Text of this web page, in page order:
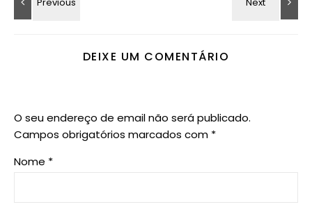
DEIXE UM COMENTÁRIO
O seu endereço de email não será publicado.
Campos obrigatórios marcados com *
Nome *